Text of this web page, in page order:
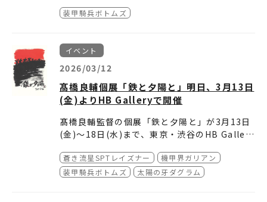
を今年も開催いたします。
パネル展示による解説と、劇中の名シーンを彷
彿とさせるジオラマが融合し、クメンの熱気と
硝煙を会場に蘇らせます。
本展のキービジュアルは、イラストレーター・
また、放送45周年を迎える『太陽の牙ダグラ
ム』（1981年放送）がゲスト作品として参
加。本展をより一層盛り上げます。
さらに、オリジナルグッズや限定グッズ、恒例
「装甲騎兵ボトムズ総合模型演習2026」
会期：2026年10月9日(金)～11月8日(日)
会場：北千住マルイ７F イベントスペース（東
京都足立区千住3-92）
工房いやさか / くらぶファンタスト / シャーク
フィン / のもぴ～ / ノリモータース / プロジェ
クト破裏拳 / べにや / ぽけっと倉庫 / ぼと吉ガ
レージAnnaRed /
電脳造形研究所 / ensing / Red tail/（他）
昨年好評だった1/35 バトリングフォトスポッ
トに続き、今年は「クメン編」をテーマにした
1/35フォトスポットを制作中。こちらもご期待
ください。
■公式サイト：
■公式X：@votoms_official ハッシュタグ #
ボトムズ総模演 #votoms
■©表示：©SUNRIS
装甲騎兵ボトムズ
イベント
2026/03/12
髙橋良輔個展「鉄と夕陽と」明日、3月13日
(金)よりHB Galleryで開催
髙橋良輔監督の個展「鉄と夕陽と」が3月13日
(金)～18日(水)まで、東京・渋谷の HB Gallery
会場にはこの個展の為に描きおろしたイラスト
が展示されます。
髙橋良輔個展「鉄と夕陽と」
蒼き流星SPTレイズナー
機甲界ガリアン
装甲騎兵ボトムズ
太陽の牙ダグラム